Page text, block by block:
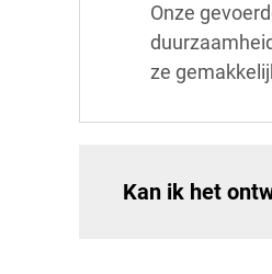
Onze
ze
Kan ik het